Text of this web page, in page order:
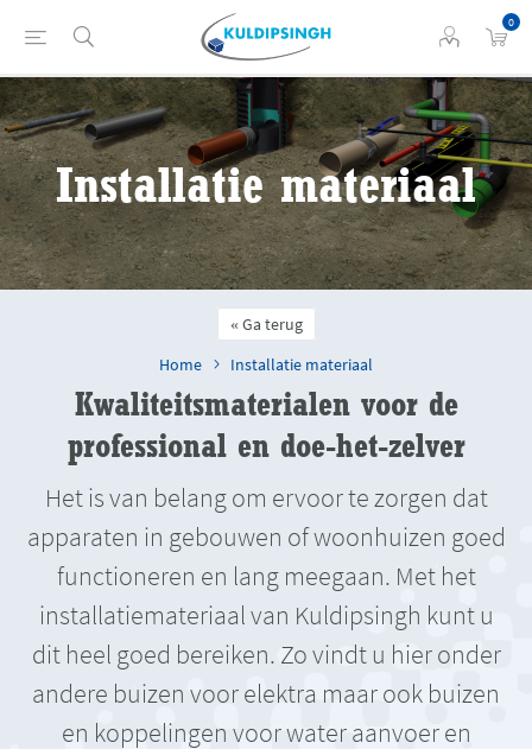
0
Installatie materiaal
Ga terug
Home
Installatie materiaal
Kwaliteitsmaterialen voor de
professional en doe-het-zelver
Het is van belang om ervoor te zorgen dat
apparaten in gebouwen of woonhuizen goed
functioneren en lang meegaan. Met het
installatiemateriaal van Kuldipsingh kunt u
dit heel goed bereiken. Zo vindt u hier onder
andere buizen voor elektra maar ook buizen
en koppelingen voor water aanvoer en